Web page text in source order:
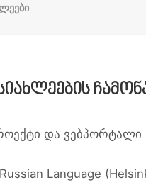
და ვებპორტალი
Language